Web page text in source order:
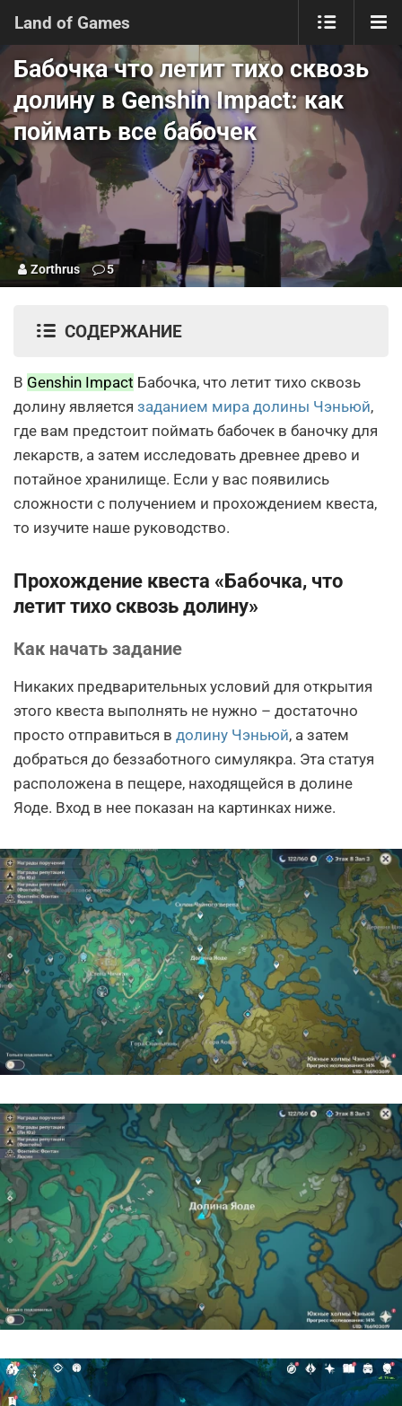
Land of Games
Бабочка что летит тихо сквозь
долину в Genshin Impact: как
поймать все бабочек
Zorthrus 5
СОДЕРЖАНИЕ
В Genshin Impact Бабочка, что летит тихо сквозь
долину является заданием мира долины Чэньюй,
где вам предстоит поймать бабочек в баночку для
лекарств, а затем исследовать древнее древо и
потайное хранилище. Если у вас появились
сложности с получением и прохождением квеста,
то изучите наше руководство.
Прохождение квеста «Бабочка, что
летит тихо сквозь долину»
Как начать задание
Никаких предварительных условий для открытия
этого квеста выполнять не нужно – достаточно
просто отправиться в долину Чэньюй, а затем
добраться до беззаботного симулякра. Эта статуя
расположена в пещере, находящейся в долине
Яоде. Вход в нее показан на картинках ниже.